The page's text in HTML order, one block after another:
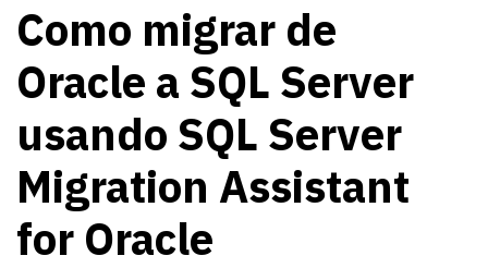
Como migrar de
Oracle a SQL Server
usando SQL Server
Migration Assistant
for Oracle